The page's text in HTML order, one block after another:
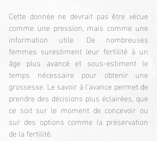
Cette donnée ne devrait pas être vécue
comme une pression, mais comme une
information utile. De nombreuses
femmes surestiment leur fertilité à un
âge plus avancé et sous-estiment le
temps nécessaire pour obtenir une
grossesse. Le savoir à l’avance permet de
prendre des décisions plus éclairées, que
ce soit sur le moment de concevoir ou
sur des options comme la préservation
de la fertilité.